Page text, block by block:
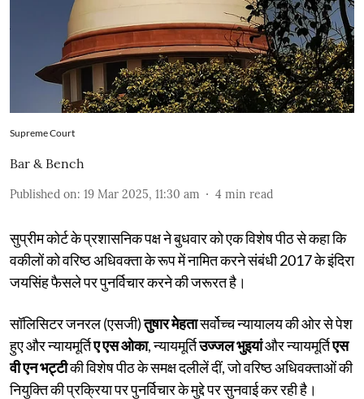
Supreme Court
Bar & Bench
Published on: 19 Mar 2025, 11:30 am 4 min read
सुप्रीम कोर्ट के प्रशासनिक पक्ष ने बुधवार को एक विशेष पीठ से कहा कि
वकीलों को वरिष्ठ अधिवक्ता के रूप में नामित करने संबंधी 2017 के इंदिरा
जयसिंह फैसले पर पुनर्विचार करने की जरूरत है।
सॉलिसिटर जनरल (एसजी)तुषार मेहतासर्वोच्च न्यायालय की ओर से पेश
हुए और न्यायमूर्तिए एस ओका, न्यायमूर्तिउज्जल भुइयांऔर न्यायमूर्तिएस
वी एन भट्टीकी विशेष पीठ के समक्ष दलीलें दीं, जो वरिष्ठ अधिवक्ताओं की
नियुक्ति की प्रक्रिया पर पुनर्विचार के मुद्दे पर सुनवाई कर रही है।